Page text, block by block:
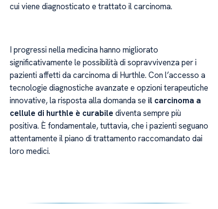
cui viene diagnosticato e trattato il carcinoma.
I progressi nella medicina hanno migliorato
significativamente le possibilità di sopravvivenza per i
pazienti affetti da carcinoma di Hurthle. Con l’accesso a
tecnologie diagnostiche avanzate e opzioni terapeutiche
innovative, la risposta alla domanda se il carcinoma a
cellule di hurthle è curabile diventa sempre più
positiva. È fondamentale, tuttavia, che i pazienti seguano
attentamente il piano di trattamento raccomandato dai
loro medici.